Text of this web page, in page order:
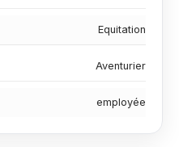
Equitation
Aventurier
employée